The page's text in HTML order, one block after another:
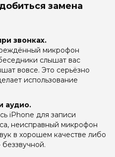
замена
звонках.
микрофон
слышат вас
вовсе. Это серьёзно
использование
аудио.
iPhone для записи
неисправный микрофон
в хорошем качестве либо